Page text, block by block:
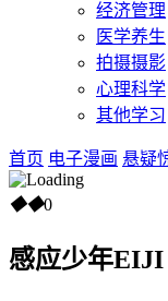
经济管理
医学养生
拍摄摄影
心理科学
其他学习
首页 电子漫画 悬疑
◆◆0
感应少年